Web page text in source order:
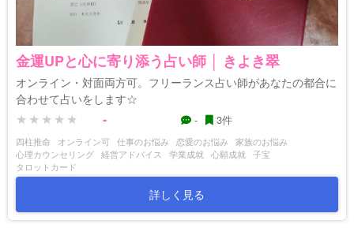
金運UPと心に寄り添う占い師 │ きよき翠
オンライン・対面両方可。フリーランス占い師があなたの都合に
合わせて占いをします☆
- - 3件
四柱推命 オンライン可 仕事のお悩み 恋愛のお悩み
家族のお悩み
心理カウンセリング 経営アドバイス 学業成就 心願成就
子宝
タロットカード
詳しく見る